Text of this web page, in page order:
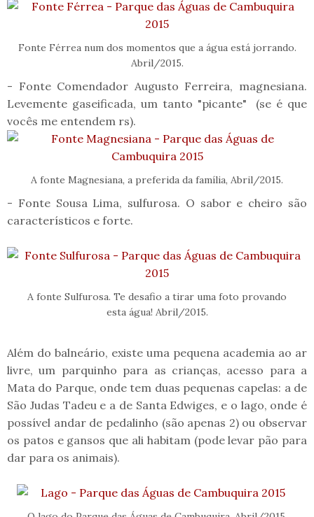
Fonte Férrea num dos momentos que a água está jorrando.
Abril/2015.
- Fonte Comendador Augusto Ferreira, magnesiana.
Levemente gaseificada, um tanto "picante" (se é que
vocês me entendem rs).
A fonte Magnesiana, a preferida da família, Abril/2015.
- Fonte Sousa Lima, sulfurosa. O sabor e cheiro são
característicos e forte.
A fonte Sulfurosa. Te desafio a tirar uma foto provando
esta água! Abril/2015.
Além do balneário, existe uma pequena academia ao ar
livre, um parquinho para as crianças, acesso para a
Mata do Parque, onde tem duas pequenas capelas: a de
São Judas Tadeu e a de Santa Edwiges, e o lago, onde é
possível andar de pedalinho (são apenas 2) ou observar
os patos e gansos que ali habitam (pode levar pão para
dar para os animais).